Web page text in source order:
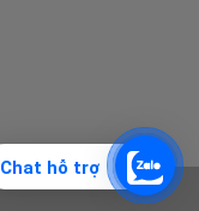
Chat hỗ trợ